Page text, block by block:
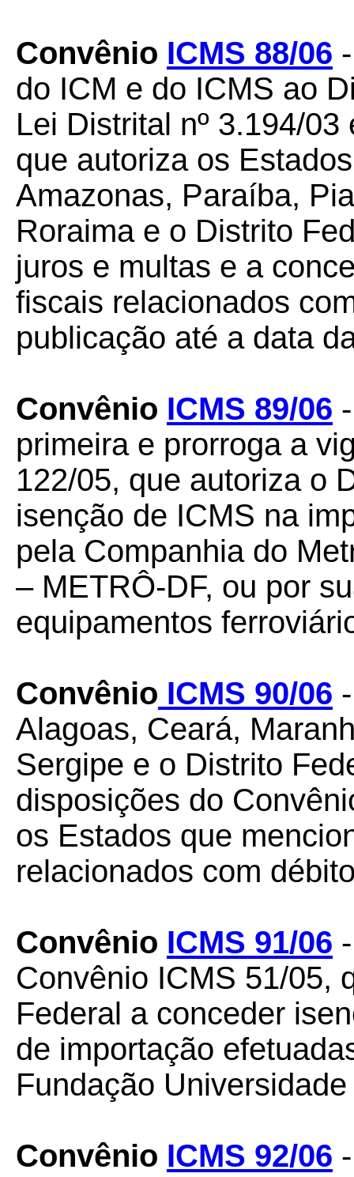
Convênio ICMS 88/06
do ICM e do ICMS ao
Lei Distrital nº 3.194/
que autoriza os
Amazonas, Paraíba,
Roraima e o Distrito
juros e multas e a
fiscais relacionados
publicação até a data
Convênio ICMS 89/06
primeira e prorroga a
122/05, que autoriza o
isenção de ICMS na
pela Companhia do
– METRÔ-DF, ou por
equipamentos
Convênio ICMS 90/06
Alagoas, Ceará,
Sergipe e o Distrito
disposições do
os Estados que
relacionados com
Convênio ICMS 91/06
Convênio ICMS 51/05,
Federal a conceder
de importação
Fundação
Convênio ICMS 92/06